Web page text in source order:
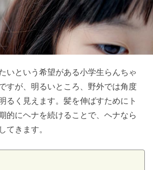
いという希望がある小学生らんちゃ
すが、明るいところ、野外では角度
るく見えます。髪を伸ばすためにト
的にヘナを続けることで、ヘナなら
てきます。